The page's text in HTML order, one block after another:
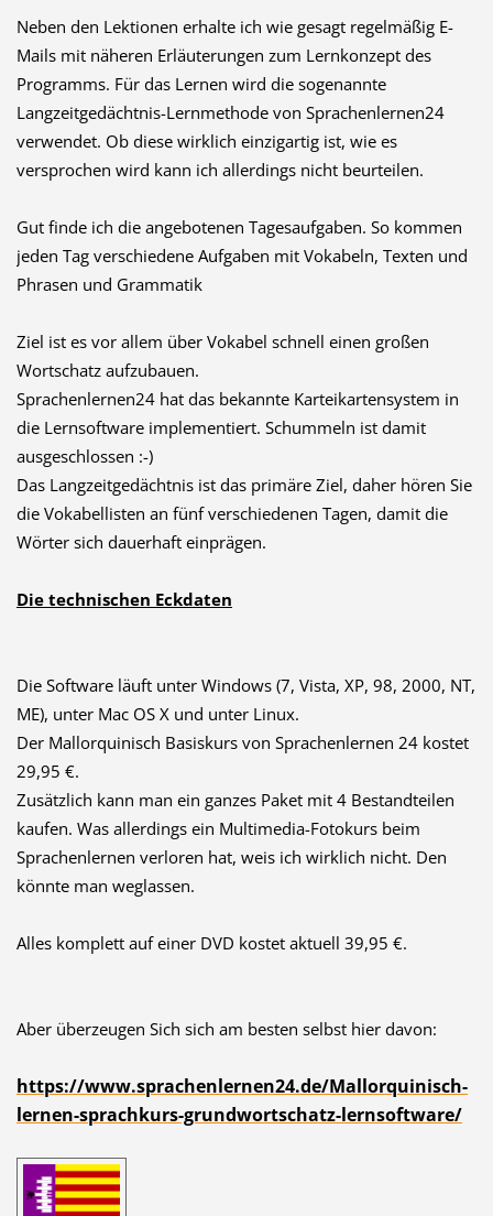
Neben den Lektionen erhalte ich wie gesagt regelmäßig E-
Mails mit näheren Erläuterungen zum Lernkonzept des
Programms. Für das Lernen wird die sogenannte
Langzeitgedächtnis-Lernmethode von Sprachenlernen24
verwendet. Ob diese wirklich einzigartig ist, wie es
versprochen wird kann ich allerdings nicht beurteilen.
Gut finde ich die angebotenen Tagesaufgaben. So kommen
jeden Tag verschiedene Aufgaben mit Vokabeln, Texten und
Phrasen und Grammatik
Ziel ist es vor allem über Vokabel schnell einen großen
Wortschatz aufzubauen.
Sprachenlernen24 hat das bekannte Karteikartensystem in
die Lernsoftware implementiert. Schummeln ist damit
ausgeschlossen :-)
Das Langzeitgedächtnis ist das primäre Ziel, daher hören Sie
die Vokabellisten an fünf verschiedenen Tagen, damit die
Wörter sich dauerhaft einprägen.
Die technischen Eckdaten
Die Software läuft unter Windows (7, Vista, XP, 98, 2000, NT,
ME), unter Mac OS X und unter Linux.
Der Mallorquinisch Basiskurs von Sprachenlernen 24 kostet
29,95 €.
Zusätzlich kann man ein ganzes Paket mit 4 Bestandteilen
kaufen. Was allerdings ein Multimedia-Fotokurs beim
Sprachenlernen verloren hat, weis ich wirklich nicht. Den
könnte man weglassen.
Alles komplett auf einer DVD kostet aktuell 39,95 €.
Aber überzeugen Sich sich am besten selbst hier davon:
https://www.sprachenlernen24.de/Mallorquinisch-
lernen-sprachkurs-grundwortschatz-lernsoftware/